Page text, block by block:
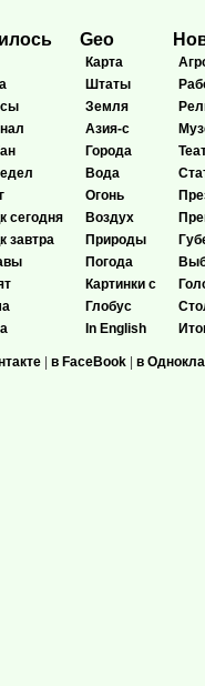
сегодня
завтра
Geo
Карта
Штаты
Земля
Азия-с
Города
Вода
Огонь
Воздух
Природы
Погода
Картинки с
Глобус
In English
| в FaceBook | в